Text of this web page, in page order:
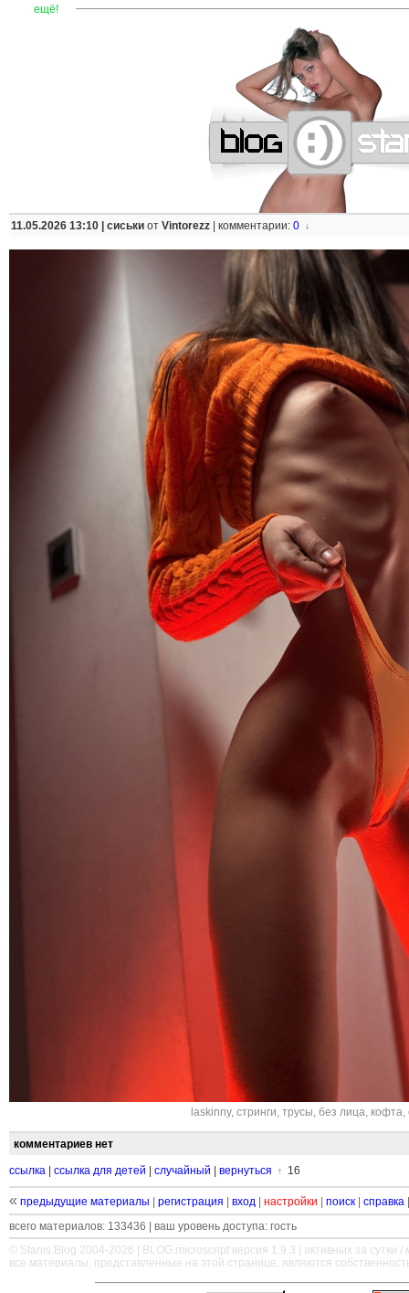
ещё! ——————————————————————
11.05.2026 13:10 | сиськи от Vintorezz комментарии: 0 ↓
laskinny, стринги, трусы, без лица, кофта,
комментариев нет
ссылка ссылка для детей случайный вернуться ↑ 16
« предыдущие материалы регистрация вход настройки поиск справка
всего материалов: 133436 | ваш уровень доступа: гость
© Stanis.Blog 2004-2026 |
BLOG.microscript версия 1.9.3 | активных за сутки /
все материалы, представленные на этой странице, являются
—————————————————————